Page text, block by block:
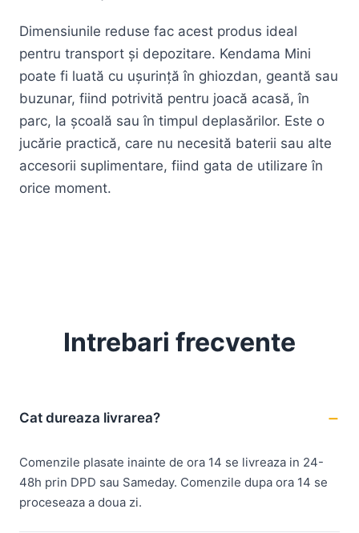
Dimensiunile reduse fac acest produs ideal
pentru transport și depozitare. Kendama Mini
poate fi luată cu ușurință în ghiozdan, geantă sau
buzunar, fiind potrivită pentru joacă acasă, în
parc, la școală sau în timpul deplasărilor. Este o
jucărie practică, care nu necesită baterii sau alte
accesorii suplimentare, fiind gata de utilizare în
orice moment.
Intrebari frecvente
Cat dureaza livrarea?
Comenzile plasate inainte de ora 14 se livreaza in 24-
48h prin DPD sau Sameday. Comenzile dupa ora 14 se
proceseaza a doua zi.